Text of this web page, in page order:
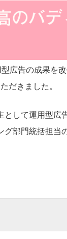
広告の成果を
だきました。
して運用型広
グ部門統括担当